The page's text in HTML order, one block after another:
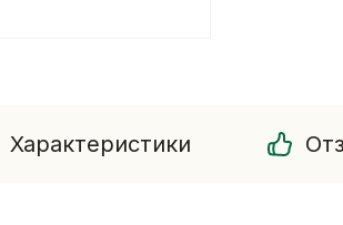
Характеристики